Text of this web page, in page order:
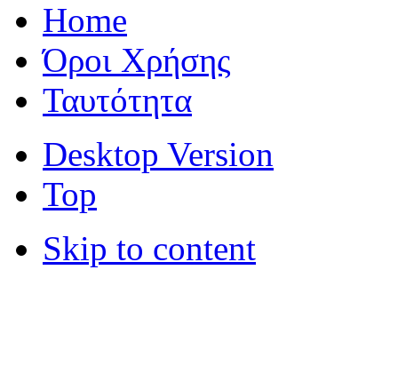
Home
Όροι Χρήσης
Ταυτότητα
Desktop Version
Top
Skip to content